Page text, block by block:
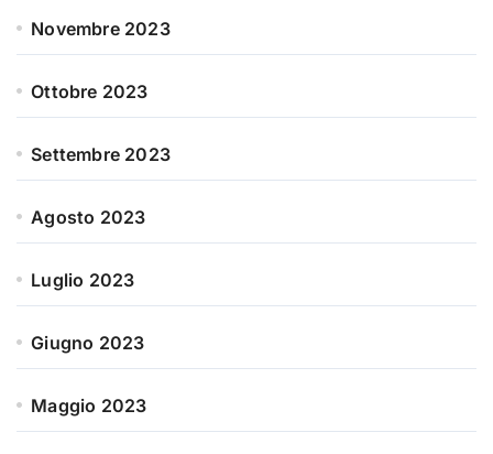
Novembre 2023
Ottobre 2023
Settembre 2023
Agosto 2023
Luglio 2023
Giugno 2023
Maggio 2023